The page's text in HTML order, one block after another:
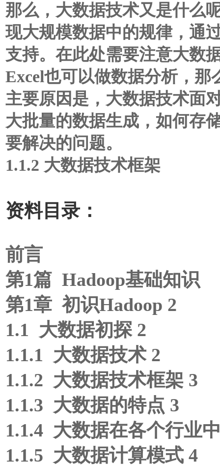
那么，大数据技术又是什么
现大规模数据中的规律，通
支持。在此处需要注意大数
Excel也可以做数据分析，
主要原因是，大数据技术面
大批量的数据生成，如何存
要解决的问题。
1.1.2 大数据技术框架
资料目录：
前言
第1篇 Hadoop基础知识
第1章 初识Hadoop 2
1.1 大数据初探 2
1.1.1 大数据技术 2
1.1.2 大数据技术框架 3
1.1.3 大数据的特点 3
1.1.4 大数据在各个行业
1.1.5 大数据计算模式 4